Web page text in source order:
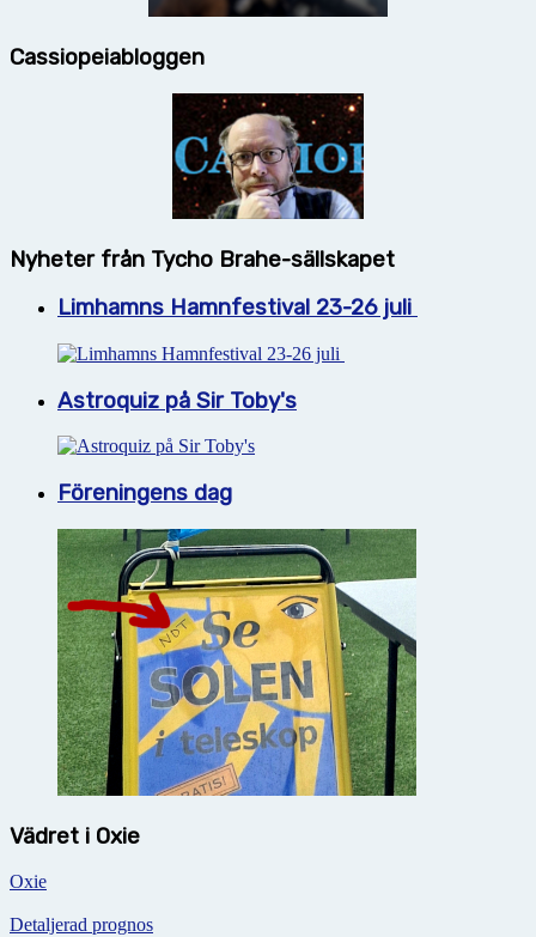
Cassiopeiabloggen
Nyheter från Tycho Brahe-sällskapet
Limhamns Hamnfestival 23-26 juli
Astroquiz på Sir Toby's
Föreningens dag
Vädret i Oxie
Oxie
Detaljerad prognos